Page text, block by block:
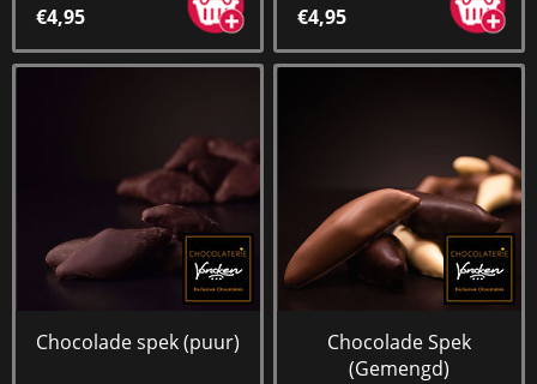
€4,95 €4,95
Chocolade spek (puur)
Chocolade Spek
(Gemengd)